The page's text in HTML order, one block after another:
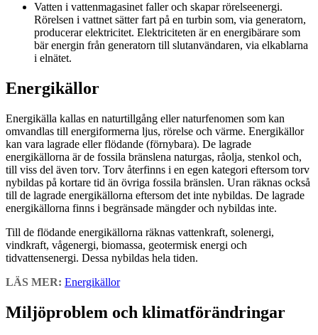
Vatten i vattenmagasinet faller och skapar rörelseenergi.
Rörelsen i vattnet sätter fart på en turbin som, via generatorn,
producerar elektricitet. Elektriciteten är en energibärare som
bär energin från generatorn till slutanvändaren, via elkablarna
i elnätet.
Energikällor
Energikälla kallas en naturtillgång eller naturfenomen som kan
omvandlas till energiformerna ljus, rörelse och värme. Energikällor
kan vara lagrade eller flödande (förnybara). De lagrade
energikällorna är de fossila bränslena naturgas, råolja, stenkol och,
till viss del även torv. Torv återfinns i en egen kategori eftersom torv
nybildas på kortare tid än övriga fossila bränslen. Uran räknas också
till de lagrade energikällorna eftersom det inte nybildas. De lagrade
energikällorna finns i begränsade mängder och nybildas inte.
Till de flödande energikällorna räknas vattenkraft, solenergi,
vindkraft, vågenergi, biomassa, geotermisk energi och
tidvattensenergi. Dessa nybildas hela tiden.
LÄS MER: Energikällor
Miljöproblem och klimatförändringar